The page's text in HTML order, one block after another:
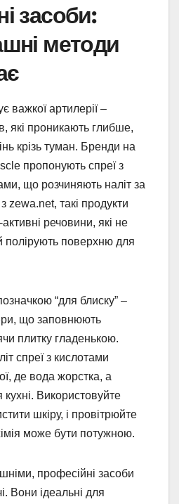
засоби:
методи
важкої артилерії –
які проникають глибше,
крізь туман. Бренди на
пропонують спреї з
що розчиняють наліт за
zewa.net, такі продукти
речовини, які не
полірують поверхню для
“для блиску” –
що заповнюють
плитку гладенькою.
спреї з кислотами
де вода жорстка, а
кухні. Використовуйте
шкіру, і провітрюйте
може бути потужною.
професійні засоби
Вони ідеальні для